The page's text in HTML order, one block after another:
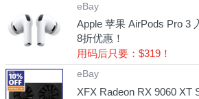
eBay
Apple 苹果 AirPods Pro 3
8折优惠！
用码后只要：$319！
eBay
XFX Radeon RX 9060 XT